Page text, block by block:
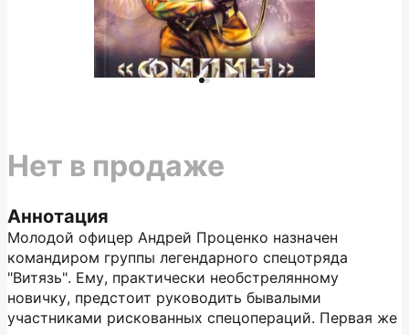
Аннотация
Молодой офицер Андрей Проценко назначен
командиром группы легендарного спецотряда
"Витязь". Ему, практически необстрелянному
новичку, предстоит руководить бывалыми
участниками рискованных спецопераций. Первая же
Нет в продаже